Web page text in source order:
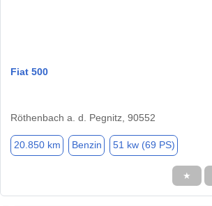
Fiat 500
Röthenbach a. d. Pegnitz, 90552
20.850 km Benzin 51 kw (69 PS)
★